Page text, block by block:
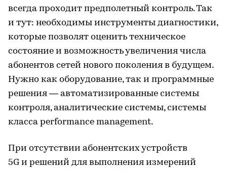
всегда проходит предполетный контроль. Так
и тут: необходимы инструменты диагностики,
которые позволят оценить техническое
состояние и возможность увеличения числа
абонентов сетей нового поколения в будущем.
Нужно как оборудование, так и программные
решения — автоматизированные системы
контроля, аналитические системы, системы
класса performance management.
При отсутствии абонентских устройств
5G и решений для выполнения измерений